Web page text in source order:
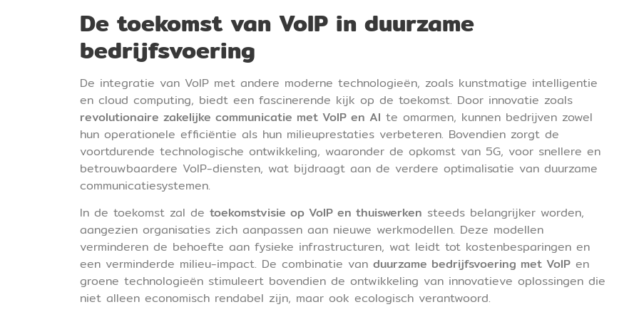
De toekomst van VoIP in duurzame
bedrijfsvoering
De integratie van VoIP met andere moderne technologieën, zoals kunstmatige intelligentie
en cloud computing, biedt een fascinerende kijk op de toekomst. Door innovatie zoals
revolutionaire zakelijke communicatie met VoIP en AI te omarmen, kunnen bedrijven zowel
hun operationele efficiëntie als hun milieuprestaties verbeteren. Bovendien zorgt de
voortdurende technologische ontwikkeling, waaronder de opkomst van 5G, voor snellere en
betrouwbaardere VoIP-diensten, wat bijdraagt aan de verdere optimalisatie van duurzame
communicatiesystemen.
In de toekomst zal de toekomstvisie op VoIP en thuiswerken steeds belangrijker worden,
aangezien organisaties zich aanpassen aan nieuwe werkmodellen. Deze modellen
verminderen de behoefte aan fysieke infrastructuren, wat leidt tot kostenbesparingen en
een verminderde milieu-impact. De combinatie van duurzame bedrijfsvoering met VoIP en
groene technologieën stimuleert bovendien de ontwikkeling van innovatieve oplossingen die
niet alleen economisch rendabel zijn, maar ook ecologisch verantwoord.